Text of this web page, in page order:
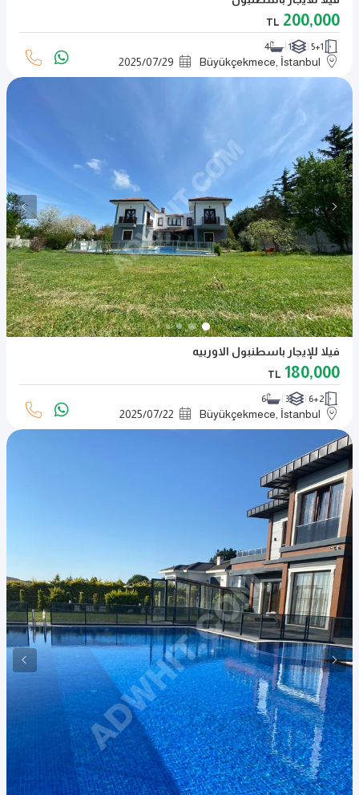
200,000
TL
5+1
1
4
Büyükçekmece, İstanbul
2025/07/29
فيلا للإيجار باسطنبول الاوربيه
180,000
TL
6+2
3
6
Büyükçekmece, İstanbul
2025/07/22